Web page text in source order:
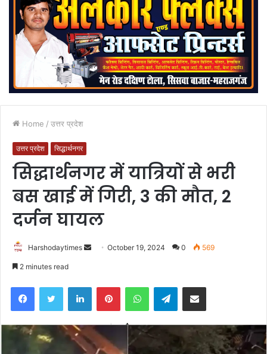
Home / उत्तर प्रदेश
उत्तर प्रदेश सिद्धार्थनगर
सिद्धार्थनगर में यात्रियों से भरी
बस खाई में गिरी, 3 की मौत, 2
दर्जन घायल
Harshodaytimes
SendOctober 19, 2024 0 569
2 minutes read
FacebookTwitter LinkedInPinterestWhatsAppTelegramShare via Email